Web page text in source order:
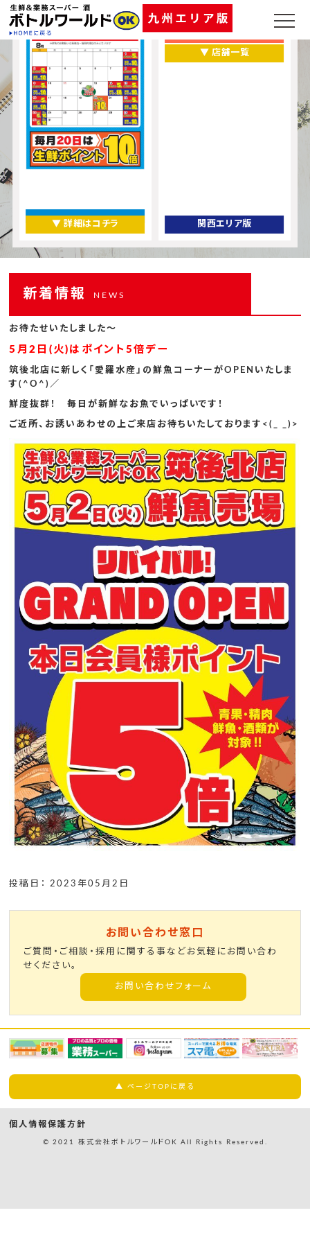
▼ 詳細はコチラ
福岡県
熊本県
▼ 店舗一覧
関西エリア版
新着情報 NEWS
お待たせいたしました～
5月2日(火)はポイント5倍デー
筑後北店に新しく「愛羅水産」の鮮魚コーナーがOPENいたしま
す(^O^)／
鮮度抜群！ 毎日が新鮮なお魚でいっぱいです！
ご近所、お誘いあわせの上ご来店お待ちいたしております<(_ _)>
投稿日： 2023年05月2日
お問い合わせ窓口
ご質問・ご相談・採用に関する事などお気軽にお問い合わ
せください。
お問い合わせフォーム
▲ ページTOPに戻る
個人情報保護方針
© 2021 株式会社ボトルワールドOK All Rights Reserved.